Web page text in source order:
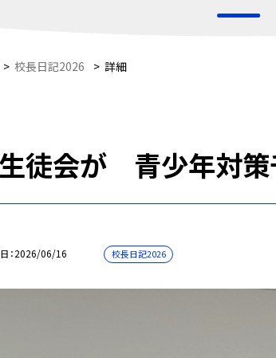
> 校長日記2026 > 詳細
会が 青少年対策千
2026/06/16 校長日記2026